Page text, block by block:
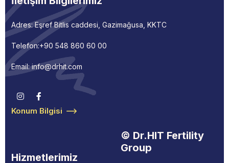
Adres: Eşref Bitlis caddesi, Gazimağusa, KKTC
Telefon:+90 548 860 60 00
Email: info@drhit.com
Konum Bilgisi
Hizmetlerimiz
© Dr.HIT Fertility
Group